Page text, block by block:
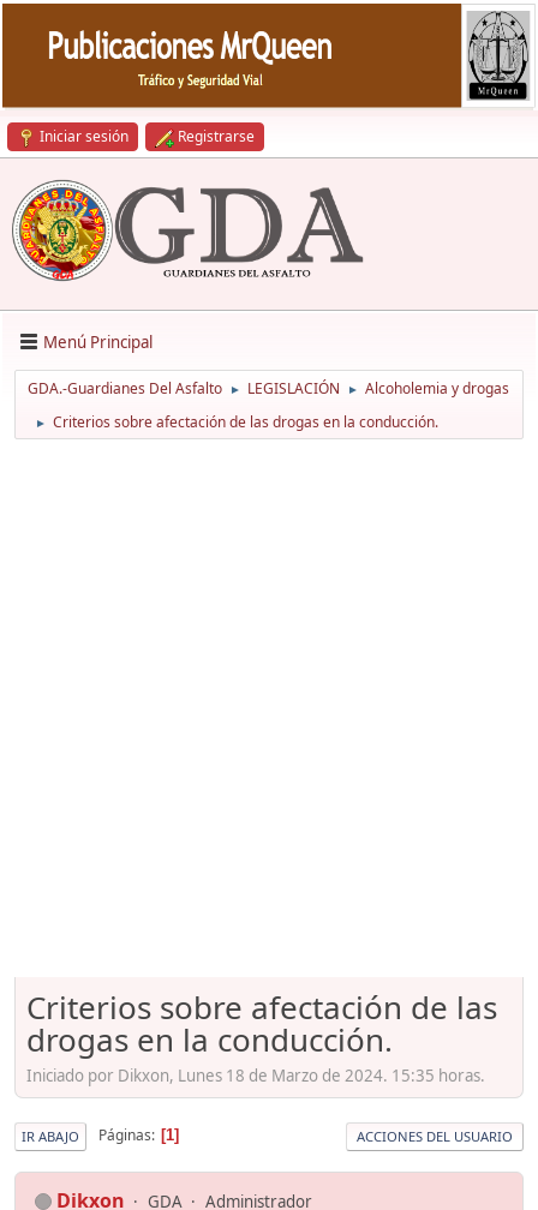
Iniciar sesión Registrarse
Menú Principal
GDA.-Guardianes Del Asfalto ► LEGISLACIÓN ► Alcoholemia y drogas
► Criterios sobre afectación de las drogas en la conducción.
Criterios sobre afectación de las
drogas en la conducción.
Iniciado por Dikxon, Lunes 18 de Marzo de 2024. 15:35 horas.
IR ABAJO Páginas 1 ACCIONES DEL USUARIO
Dikxon GDA Administrador